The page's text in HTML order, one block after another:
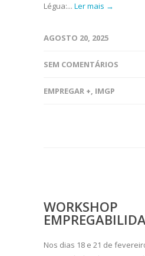
Légua:... Ler mais →
AGOSTO 20, 2025
SEM COMENTÁRIOS
EMPREGAR +, IMGP
WORKSHOP
Nos dias 18 e 21 de